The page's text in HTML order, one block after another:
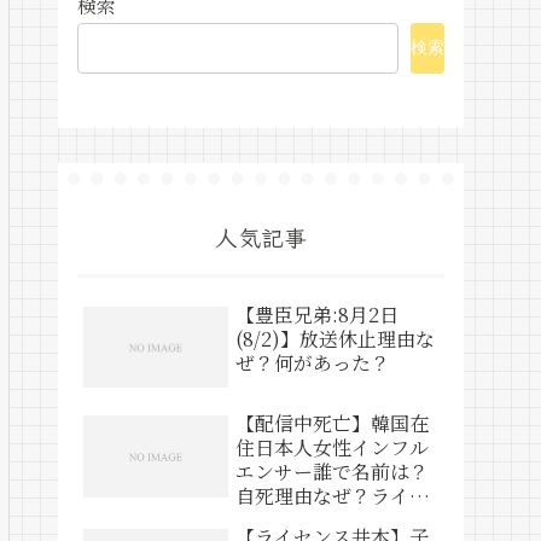
検索
検索
人気記事
【豊臣兄弟:8月2日
(8/2)】放送休止理由な
ぜ？何があった？
【配信中死亡】韓国在
住日本人女性インフル
エンサー誰で名前は？
自死理由なぜ？ライブ